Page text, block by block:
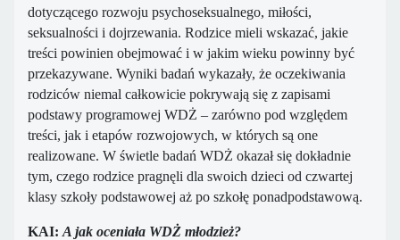
dotyczącego rozwoju psychoseksualnego, miłości,
seksualności i dojrzewania. Rodzice mieli wskazać, jakie
treści powinien obejmować i w jakim wieku powinny być
przekazywane. Wyniki badań wykazały, że oczekiwania
rodziców niemal całkowicie pokrywają się z zapisami
podstawy programowej WDŻ – zarówno pod względem
treści, jak i etapów rozwojowych, w których są one
realizowane. W świetle badań WDŻ okazał się dokładnie
tym, czego rodzice pragnęli dla swoich dzieci od czwartej
klasy szkoły podstawowej aż po szkołę ponadpodstawową.
KAI: A jak oceniała WDŻ młodzież?